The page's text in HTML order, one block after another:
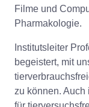
Filme und
Pharmakologie.
Institutsleiter
begeistert, mit
zu können.